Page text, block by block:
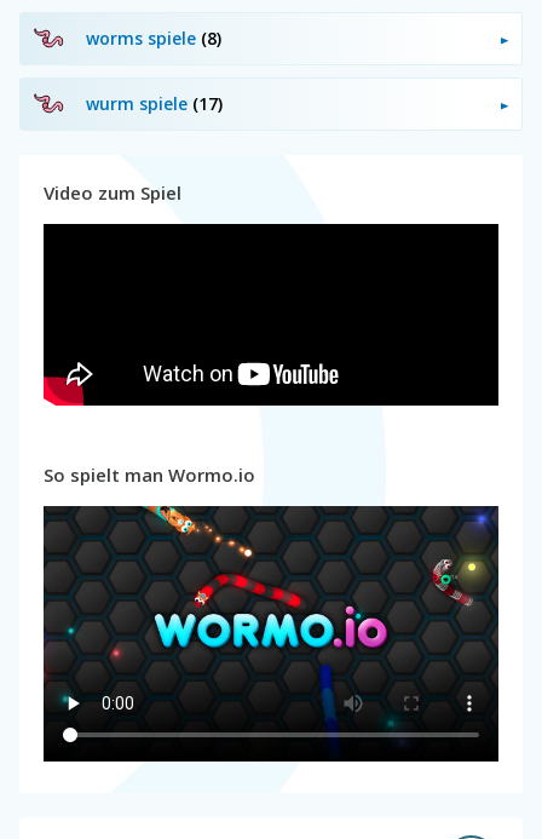
worms spiele (8)
wurm spiele (17)
Video zum Spiel
So spielt man Wormo.io